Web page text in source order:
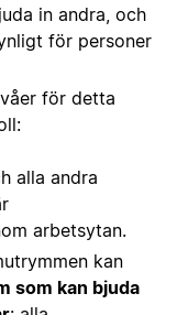
in andra, och
för personer
för detta
alla andra
arbetsytan.
kan
som kan bjuda